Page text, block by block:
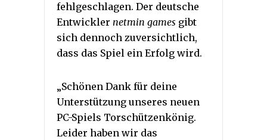
fehlgeschlagen. Der deutsche
Entwickler netmin games gibt
sich dennoch zuversichtlich,
dass das Spiel ein Erfolg wird.
„Schönen Dank für deine
Unterstützung unseres neuen
PC-Spiels Torschützenkönig.
Leider haben wir das